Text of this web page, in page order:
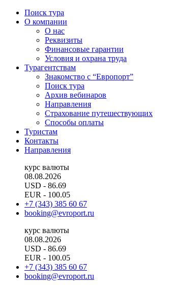
Поиск тура
О компании
О нас
Реквизиты
Финансовые гарантии
Условия и охрана труда
Турагентствам
Знакомство с “Европорт”
Поиск тура
Архив вебинаров
Направления
Страхование путешествующих
Способы оплаты
Туристам
Контакты
Направления
курс валюты
08.08.2026
USD - 86.69
EUR - 100.05
+7 (343) 385 60 67
booking@evroport.ru
курс валюты
08.08.2026
USD - 86.69
EUR - 100.05
+7 (343) 385 60 67
booking@evroport.ru